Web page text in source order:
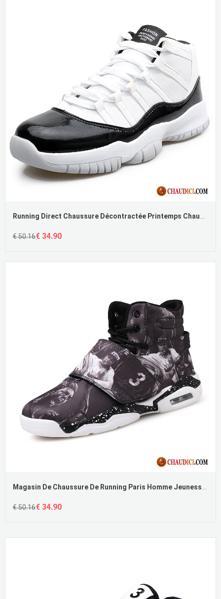
Running Direct Chaussure Décontractée Printemps Chaussures De Basket Les Bretelles Homme
€ 50.16€ 34.90
Magasin De Chaussure De Running Paris Homme Jeunesse Fantaisie Chaussures De Basket Coussin D'air Pas Cher
€ 50.16€ 34.90